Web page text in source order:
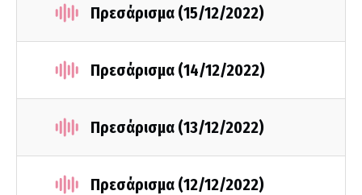
Πρεσάρισμα (15/12/2022)
Πρεσάρισμα (14/12/2022)
Πρεσάρισμα (13/12/2022)
Πρεσάρισμα (12/12/2022)